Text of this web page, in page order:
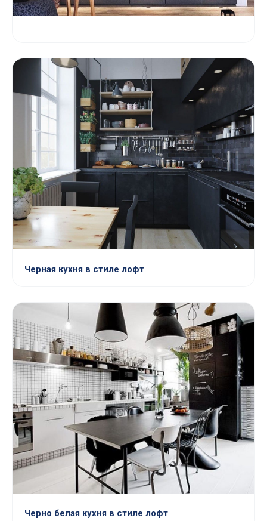
Черная кухня в стиле лофт
Черно белая кухня в стиле лофт